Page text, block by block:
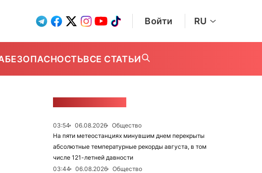
Войти RU
БЕЗОПАСНОСТЬВСЕ СТАТЬИ
03:54 06.08.2026
Общество
На пяти метеостанциях минувшим днем перекрыты
абсолютные температурные рекорды августа, в том
числе 121-летней давности
03:44
06.08.2026
Общество